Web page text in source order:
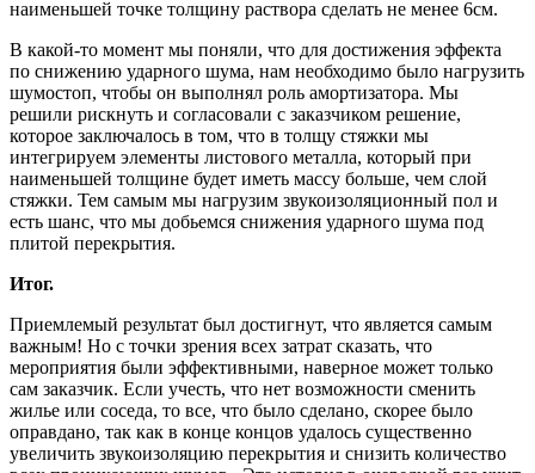
наименьшей точке толщину раствора сделать не менее 6см.
В какой-то момент мы поняли, что для достижения эффекта
по снижению ударного шума, нам необходимо было нагрузить
шумостоп, чтобы он выполнял роль амортизатора. Мы
решили рискнуть и согласовали с заказчиком решение,
которое заключалось в том, что в толщу стяжки мы
интегрируем элементы листового металла, который при
наименьшей толщине будет иметь массу больше, чем слой
стяжки. Тем самым мы нагрузим звукоизоляционный пол и
есть шанс, что мы добьемся снижения ударного шума под
плитой перекрытия.
Итог.
Приемлемый результат был достигнут, что является самым
важным! Но с точки зрения всех затрат сказать, что
мероприятия были эффективными, наверное может только
сам заказчик. Если учесть, что нет возможности сменить
жилье или соседа, то все, что было сделано, скорее было
оправдано, так как в конце концов удалось существенно
увеличить звукоизоляцию перекрытия и снизить количество